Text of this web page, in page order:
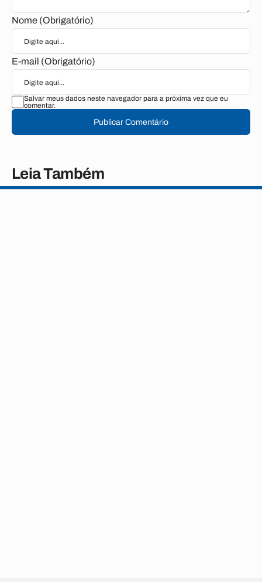
Nome (Obrigatório)
E-mail (Obrigatório)
Salvar meus dados neste navegador para a próxima vez que eu
comentar.
Publicar Comentário
Leia Também